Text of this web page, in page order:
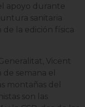
apoyo durante
sanitaria
la edición física
Vicent
semana el
montañas del
son las